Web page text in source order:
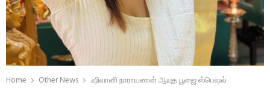
Home Other News .ஷிவானி நாராயணன் ஆயுத பூஜை ஸ்பெஷல்